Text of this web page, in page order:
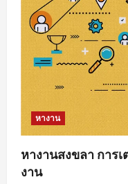
หางาน
หางานสงขลา การ
งาน